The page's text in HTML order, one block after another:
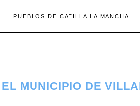
PUEBLOS DE CATILLA LA MANCHA
MUNICIPIO DE